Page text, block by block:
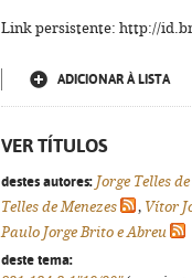
Link persistente: http://
ADICIONAR À LISTA
VER TÍTULOS
destes autores: Jorge Telles
Telles de Menezes
, Vítor
Paulo Jorge Brito e Abreu
deste tema: